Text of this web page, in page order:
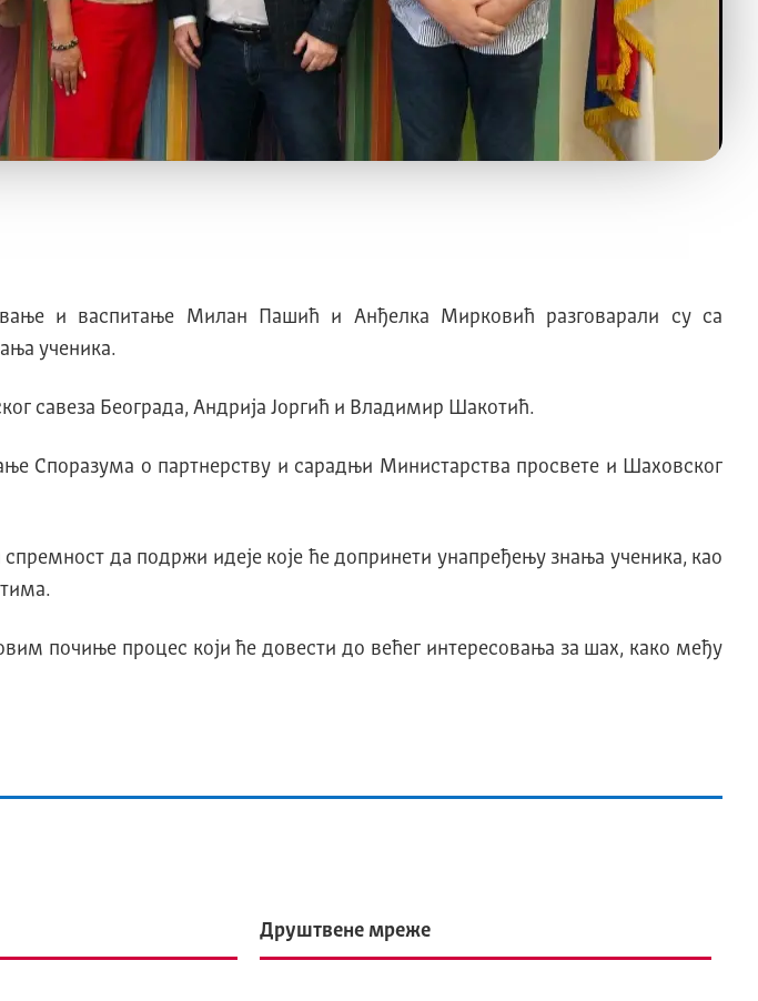
и васпитање Милан Пашић и Анђелка Мирковић разговарали су са
ученика.
савеза Београда, Андрија Јоргић и Владимир Шакотић.
Споразума о партнерству и сарадњи Министарства просвете и Шаховског
да подржи идеје које ће допринети унапређењу знања ученика, као
почиње процес који ће довести до већег интересовања за шах, како међу
Друштвене мреже